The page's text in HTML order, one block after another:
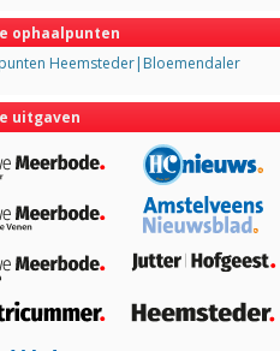
ophaalpunten
Heemsteder|Bloemendaler
uitgaven